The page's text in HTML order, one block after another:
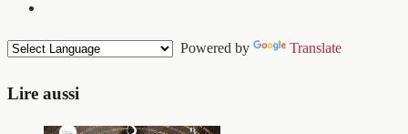
Powered by Translate
Lire aussi